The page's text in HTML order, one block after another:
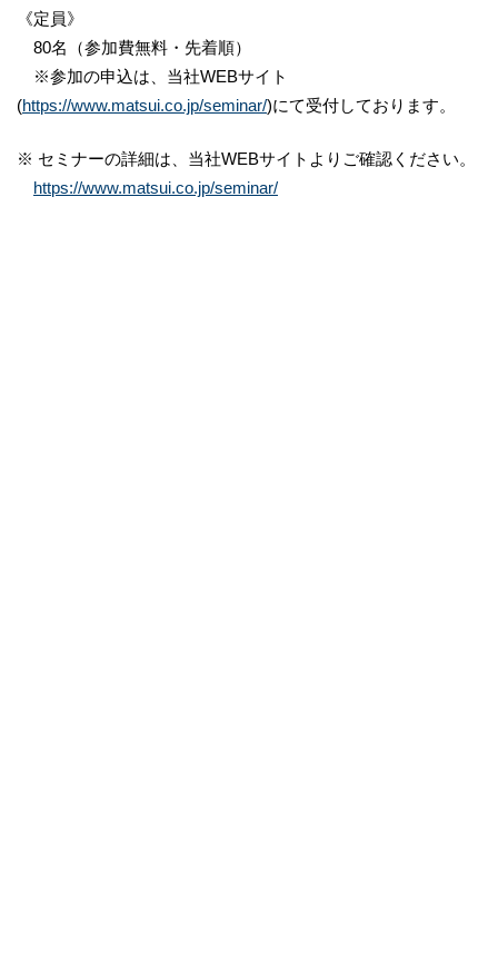
《定員》
80名（参加費無料・先着順）
※参加の申込は、当社WEBサイト
(https://www.matsui.co.jp/seminar/)にて受付しております。
※ セミナーの詳細は、当社WEBサイトよりご確認ください。
https://www.matsui.co.jp/seminar/